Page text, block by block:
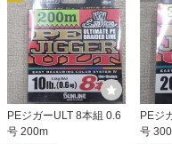
PEジガーULT 8本組 0.6
号 200m
PEジ
号